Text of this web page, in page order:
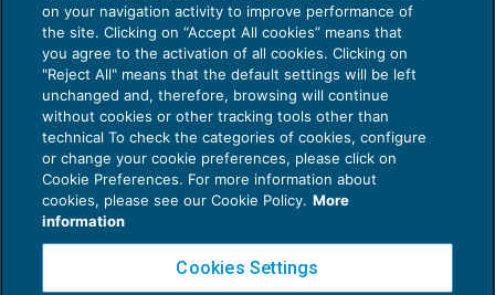
27 Luglio 2026
di Diego BarberieStefano Dovier
Privacy Policy
Cookie Policy
on your navigation activity to improve performance of
the site. Clicking on “Accept All cookies” means that
you agree to the activation of all cookies. Clicking on
"Reject All" means that the default settings will be left
unchanged and, therefore, browsing will continue
without cookies or other tracking tools other than
technical To check the categories of cookies, configure
or change your cookie preferences, please click on
Cookie Preferences. For more information about
cookies, please see our Cookie Policy. More
information
Cookies Settings